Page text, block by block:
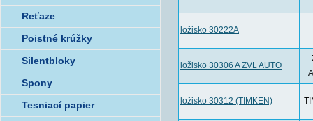
ložisko 30222A
ložisko 30306 A ZVL AUTO
ložisko 30312 (TIMKEN)
Reťaze
Poistné krúžky
Silentbloky
Spony
Tesniací papier